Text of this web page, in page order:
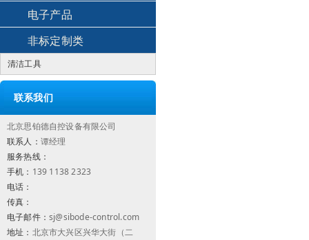
电子产品
非标定制类
清洁工具
联系我们
北京思铂德自控设备有限公司
联系人： 谭经理
服务热线：
手机： 139 1138 2323
电话：
传真：
电子邮件： sj@sibode-control.com
地址： 北京市大兴区兴华大街（二